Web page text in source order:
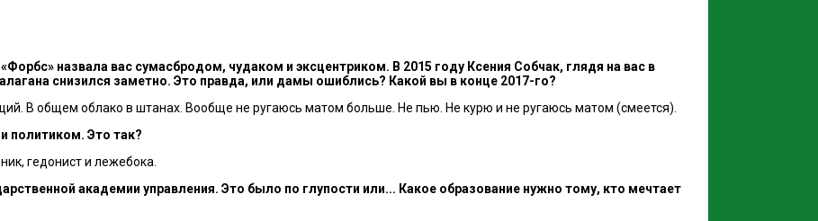
назвала вас сумасбродом, чудаком и эксцентриком. В 2015 году Ксения Собчак, глядя на вас в
снизился заметно. Это правда, или дамы ошиблись? Какой вы в конце 2017-го?
В общем облако в штанах. Вообще не ругаюсь матом больше. Не пью. Не курю и не ругаюсь матом (смеется).
политиком. Это так?
гедонист и лежебока.
академии управления. Это было по глупости или... Какое образование нужно тому, кто мечтает